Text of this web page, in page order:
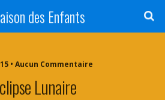
des Enfants
• Aucun Commentaire
Lunaire